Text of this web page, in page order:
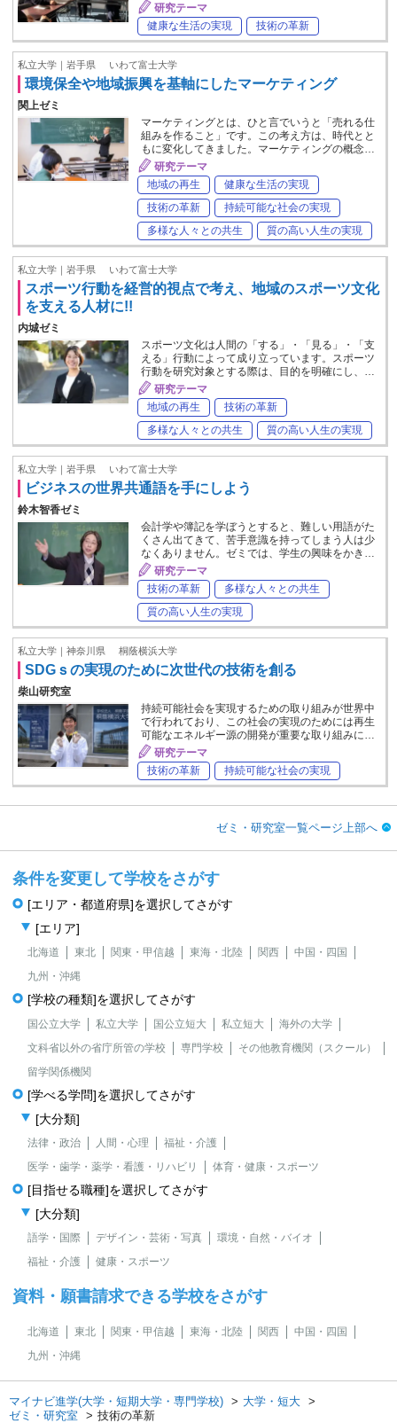
研究テーマ
健康な生活の実現
技術の革新
私立大学｜岩手県 いわて富士大学
環境保全や地域振興を基軸にしたマーケティング
関上ゼミ
マーケティングとは、ひと言でいうと「売れる仕
組みを作ること」です。この考え方は、時代とと
もに変化してきました。マーケティングの概念…
研究テーマ
地域の再生
健康な生活の実現
技術の革新
持続可能な社会の実現
多様な人々との共生
質の高い人生の実現
私立大学｜岩手県 いわて富士大学
スポーツ行動を経営的視点で考え、地域のスポーツ文化
を支える人材に!!
内城ゼミ
スポーツ文化は人間の「する」・「見る」・「支
える」行動によって成り立っています。スポーツ
行動を研究対象とする際は、目的を明確にし、…
研究テーマ
地域の再生
技術の革新
多様な人々との共生
質の高い人生の実現
私立大学｜岩手県 いわて富士大学
ビジネスの世界共通語を手にしよう
鈴木智香ゼミ
会計学や簿記を学ぼうとすると、難しい用語がた
くさん出てきて、苦手意識を持ってしまう人は少
なくありません。ゼミでは、学生の興味をかき…
研究テーマ
技術の革新
多様な人々との共生
質の高い人生の実現
私立大学｜神奈川県 桐蔭横浜大学
SDGｓの実現のために次世代の技術を創る
柴山研究室
持続可能社会を実現するための取り組みが世界中
で行われており、この社会の実現のためには再生
可能なエネルギー源の開発が重要な取り組みに…
研究テーマ
技術の革新
持続可能な社会の実現
ゼミ・研究室一覧ページ上部へ
条件を変更して学校をさがす
[エリア・都道府県]を選択してさがす
[エリア]
北海道 東北 関東・甲信越 東海・北陸 関西
中国・四国
九州・沖縄
[学校の種類]を選択してさがす
国公立大学 私立大学 国公立短大 私立短大
海外の大学
文科省以外の省庁所管の学校
専門学校
その他教育機関（スクール）
留学関係機関
[学べる学問]を選択してさがす
[大分類]
法律・政治 人間・心理
福祉・介護
医学・歯学・薬学・看護・リハビリ
体育・健康・スポーツ
[目指せる職種]を選択してさがす
[大分類]
語学・国際 デザイン・芸術・写真
環境・自然・バイオ
福祉・介護
健康・スポーツ
資料・願書請求できる学校をさがす
北海道 東北 関東・甲信越 東海・北陸 関西
中国・四国
九州・沖縄
マイナビ進学(大学・短期大学・専門学校)
大学・短大
ゼミ・研究室
技術の革新